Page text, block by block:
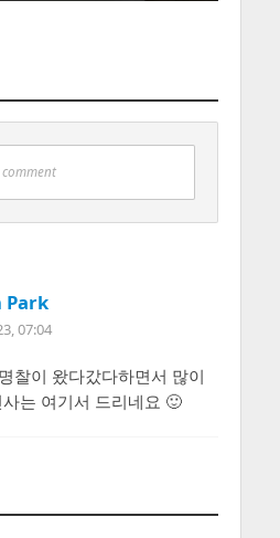
Park
07:04
찰이 왔다갔다하면서 많이
는 여기서 드리네요 🙂